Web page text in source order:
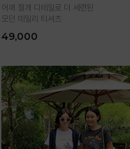
어깨 절개 디테일로 더 세련된
모던 데일리 티셔츠
49,000